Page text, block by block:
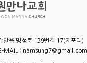
말읍 명성로 139번길 17(지포리)
MAIL : namsung7@gmail.com